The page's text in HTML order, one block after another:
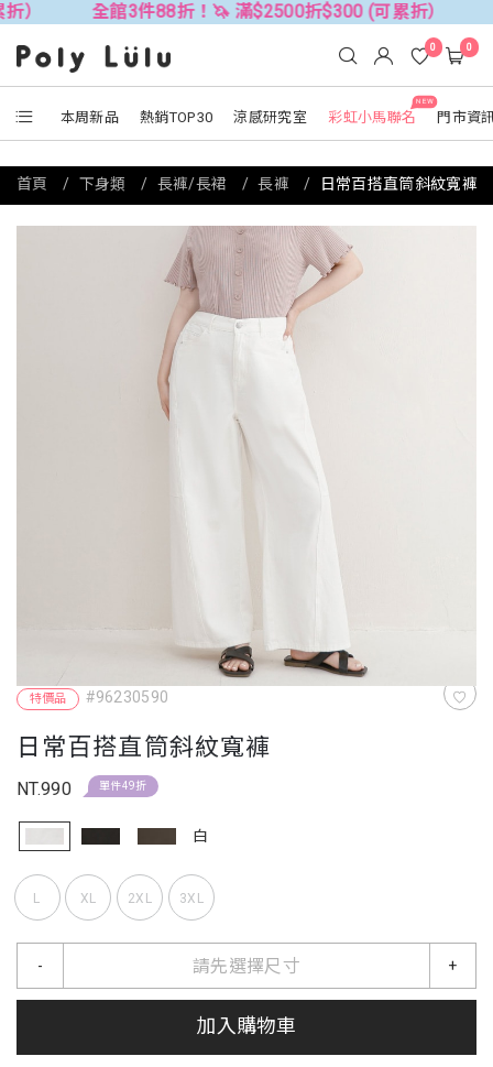
全館3件88折！🦄 滿$2500折$300 (可累折） 全館3件
本周新品 熱銷TOP30 涼感研究室
NEW
彩虹小馬聯名 門市資
0 0
特價品 #96230590
日常百搭直筒斜紋寬褲
NT.990 單件49折
白
L XL 2XL 3XL
請先選擇尺寸
- +
加入購物車
首頁 下身類 長褲/長裙 長褲 日常百搭直筒斜紋寬褲